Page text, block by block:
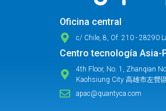
Oficina central
c/ Chile, 8, Of. 210 - 28290
Centro tecnología Asia-
4th Floor, No. 1, Zhanqian
Kaohsiung City 高雄市左營
apac@quantyca.com